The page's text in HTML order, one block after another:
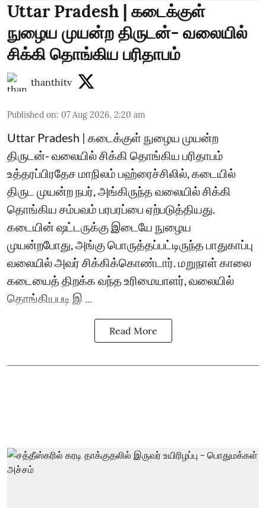
Uttar Pradesh | கடைக்குள்
நுழைய முயன்ற திருடன்- வலையில்
சிக்கி தொங்கிய பரிதாபம்
thanthitv
Published on: 07 Aug 2026, 2:20 am
Uttar Pradesh | கடைக்குள் நுழைய முயன்ற
திருடன்- வலையில் சிக்கி தொங்கிய பரிதாபம்
உத்தரப்பிரதேச மாநிலம் பஹ்ரைச்சிலில், கடையில்
திருட முயன்ற நபர், அங்கிருந்த வலையில் சிக்கி
தொங்கிய சம்பவம் பரபரப்பை ஏற்படுத்தியது.
கடையின் ஷட்டருக்கு இடையே நுழைய
முயன்றபோது, அங்கு பொருத்தப்பட்டிருந்த பாதுகாப்பு
வலையில் அவர் சிக்கிக்கொண்டார். மறுநாள் காலை
கடையைத் திறக்க வந்த உரிமையாளர், வலையில்
தொங்கியபடி இ ...
Read More